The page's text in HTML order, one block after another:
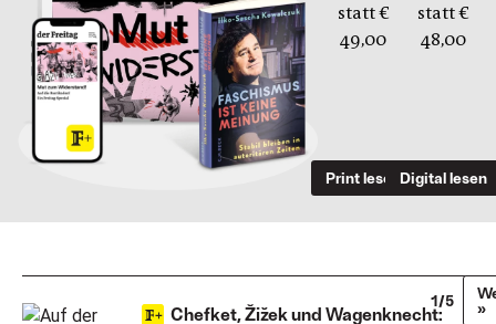
statt €
49,00
Print lesen
statt €
48,00
Digital lesen
Chefket, Žižek und Wagenknecht:
1/5
»